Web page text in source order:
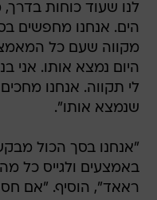
לנו שעוד כוחות בדרך,
הים. אנחנו מחפשים
מקווה שעם כל
היום נמצא אותו. אני
לי תקווה. אנחנו
שנמצא אותו".
"אנחנו בסך הכול
באמצעים ולגייס כל
ראאד", הוסיף. "אם